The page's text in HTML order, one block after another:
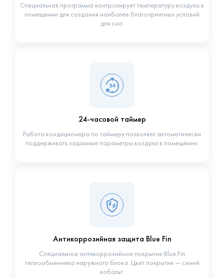
Специальная программа контролирует температуру воздуха в
помещении для создания наиболее благоприятных условий
для сна.
24-часовой таймер
Работа кондиционера по таймеру позволяет автоматически
поддерживать заданные параметры воздуха в помещении.
Антикоррозийная защита Blue Fin
Специальное антикоррозийное покрытие Blue Fin
теплообменника наружного блока. Цвет покрытия — синий
кобальт.